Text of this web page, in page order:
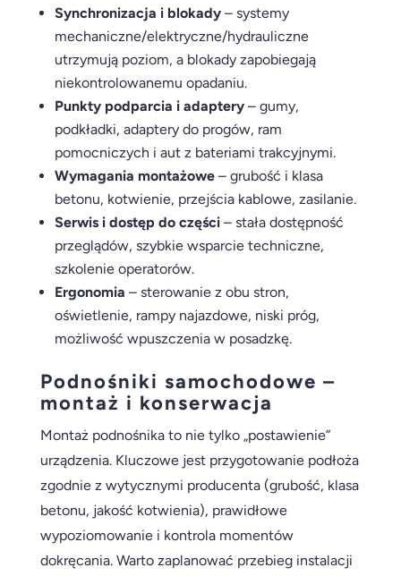
Synchronizacja i blokady– systemy
mechaniczne/elektryczne/hydrauliczne
utrzymują poziom, a blokady zapobiegają
niekontrolowanemu opadaniu.
Punkty podparcia i adaptery– gumy,
podkładki, adaptery do progów, ram
pomocniczych i aut z bateriami trakcyjnymi.
Wymagania montażowe– grubość i klasa
betonu, kotwienie, przejścia kablowe, zasilanie.
Serwis i dostęp do części– stała dostępność
przeglądów, szybkie wsparcie techniczne,
szkolenie operatorów.
Ergonomia – sterowanie z obu stron,
oświetlenie, rampy najazdowe, niski próg,
możliwość wpuszczenia w posadzkę.
Podnośniki samochodowe –
montaż i konserwacja
Montaż podnośnika to nie tylko „postawienie”
urządzenia. Kluczowe jest przygotowanie podłoża
zgodnie z wytycznymi producenta (grubość, klasa
betonu, jakość kotwienia), prawidłowe
wypoziomowanie i kontrola momentów
dokręcania. Warto zaplanować przebieg instalacji